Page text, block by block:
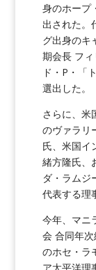
身のホープ
出された。
グ出身のキ
期会長 フ
ド・P・「
選出した。
さらに、米
のヴァラリ
氏、米国イ
緒方隆氏、
ダ・ラムジ
代表する理
今年、マニ
会 合同年
のホセ・ラ